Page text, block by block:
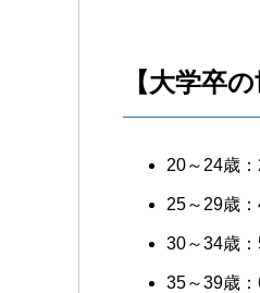
【大学卒
20～24歳
25～29歳
30～34歳
35～39歳